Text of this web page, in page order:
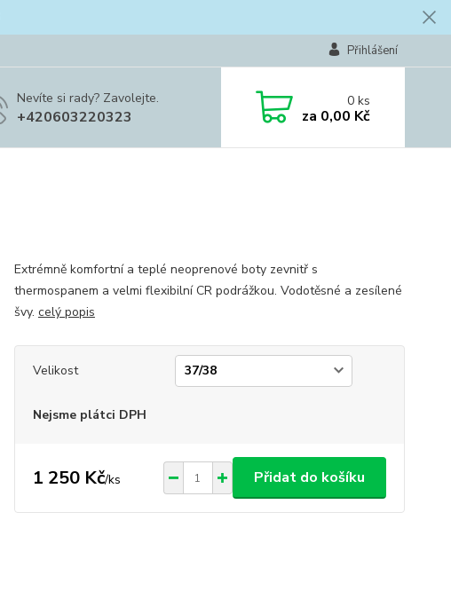
Přihlášení
Nevíte si rady? Zavolejte.
+420603220323
0ks
za 0,00 Kč
Extrémně komfortní a teplé neoprenové boty zevnitř s
thermospanem a velmi flexibilní CR podrážkou. Vodotěsné a zesílené
švy. celý popis
Velikost
Nejsme plátci DPH
1 250 Kč/ks Přidat do košíku